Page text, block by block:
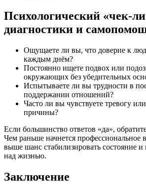
Психологический «чек-
диагностики и
Ощущаете ли вы, что доверие к
каждым днём?
Постоянно ищете подвох или
окружающих без убедительных
Испытываете ли вы трудности в
поддержании отношений?
Часто ли вы чувствуете тревогу
причины?
Если большинство ответов «да»,
Чем раньше начнется профессиональное
выше шанс стабилизировать состояние и
над жизнью.
Заключение